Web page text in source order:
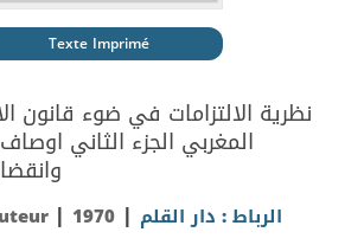
Texte Imprimé
نظرية الالتزامات في ضوء قانون
المغربي الجزء الثاني اوصاف
| الرباط : دار القلم |
1970